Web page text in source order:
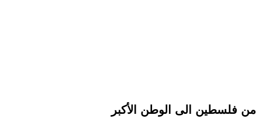
من فلسطين الى الوطن الأكبر